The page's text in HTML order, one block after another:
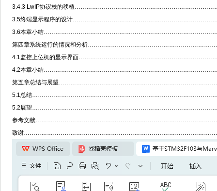
3.4.3 LwIP协议栈的移植
3.5终端显示程序的设计
3.6本章小结
第四章系统运行的情况和分析
4.1监控上位机的显示界面
4.2本章小结
第五章总结与展望
5.1总结
5.2展望
参考文献
致谢